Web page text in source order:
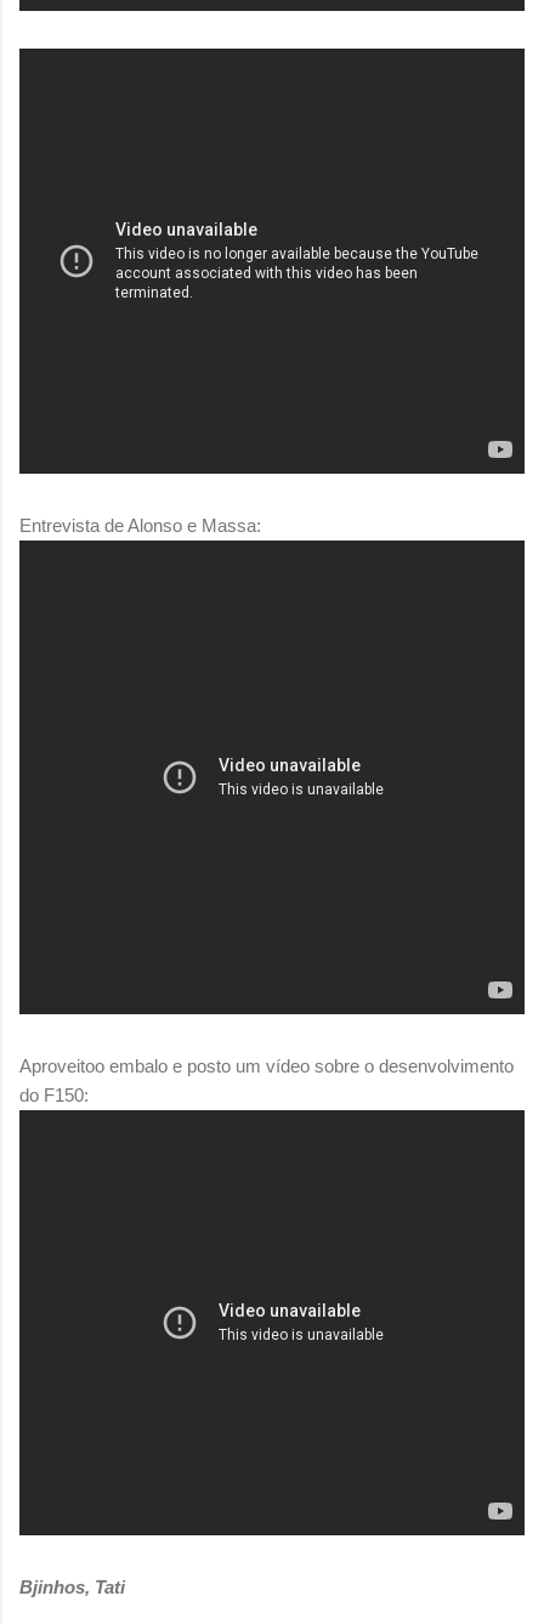
Entrevista de Alonso e Massa:
Aproveitoo embalo e posto um vídeo sobre o desenvolvimento
do F150:
Bjinhos, Tati